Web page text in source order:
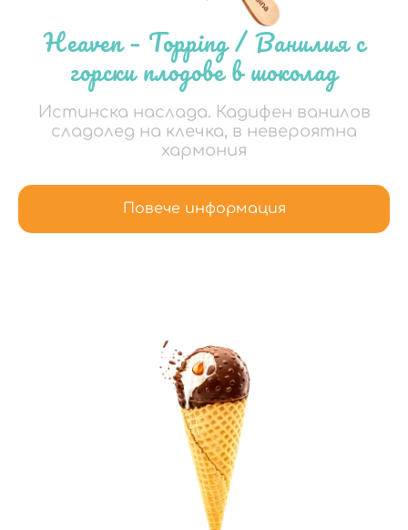
Heaven – Topping / Ванилия с
горски плодове в шоколад
Истинска наслада. Кадифен ванилов
сладолед на клечка, в невероятна
хармония
Повече информация